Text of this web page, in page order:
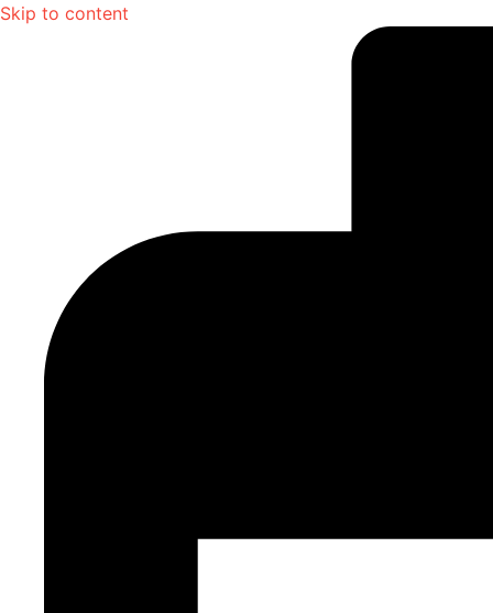
Skip to content